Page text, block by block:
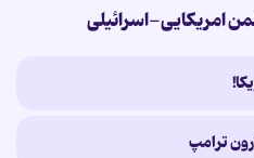
امریکایی-اسرائیلی
ترامپ